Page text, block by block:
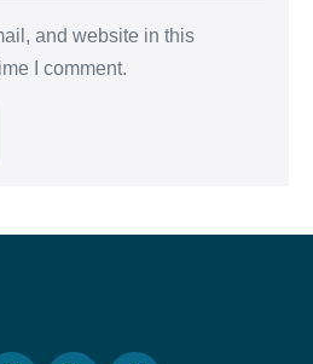
and website in this
I comment.